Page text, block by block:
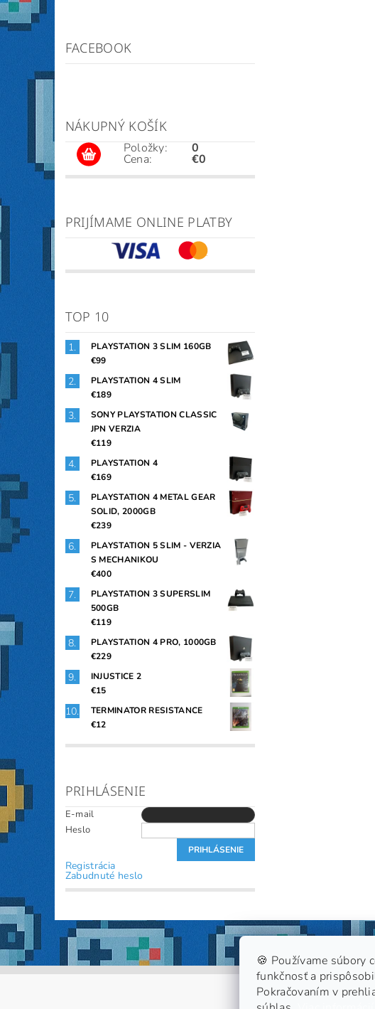
FACEBOOK
NÁKUPNÝ KOŠÍK
Položky:
Cena:
0
€0
PRIJÍMAME ONLINE PLATBY
TOP 10
PLAYSTATION 3 SLIM 160GB
€99
PLAYSTATION 4 SLIM
€189
SONY PLAYSTATION CLASSIC
JPN VERZIA
€119
PLAYSTATION 4
€169
PLAYSTATION 4 METAL GEAR
SOLID, 2000GB
€239
PLAYSTATION 5 SLIM - VERZIA
S MECHANIKOU
€400
PLAYSTATION 3 SUPERSLIM
500GB
€119
PLAYSTATION 4 PRO, 1000GB
€229
INJUSTICE 2
€15
TERMINATOR RESISTANCE
€12
PRIHLÁSENIE
E-mail
Heslo
Registrácia
Zabudnuté heslo
🍪 Používame súbory
funkčnosť a
Pokračovaním v